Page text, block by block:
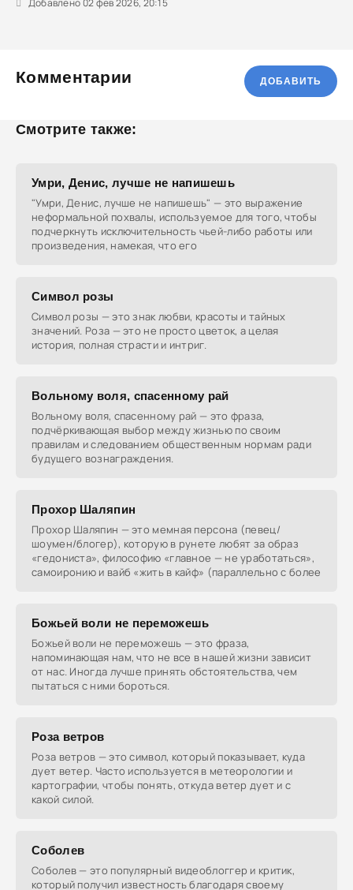
Добавлено 02 фев 2026, 20:15
Комментарии ДОБАВИТЬ
Смотрите также:
Умри, Денис, лучше не напишешь
"Умри, Денис, лучше не напишешь" — это выражение
неформальной похвалы, используемое для того, чтобы
подчеркнуть исключительность чьей-либо работы или
произведения, намекая, что его
Символ розы
Символ розы — это знак любви, красоты и тайных
значений. Роза — это не просто цветок, а целая
история, полная страсти и интриг.
Вольному воля, спасенному рай
Вольному воля, спасенному рай — это фраза,
подчёркивающая выбор между жизнью по своим
правилам и следованием общественным нормам ради
будущего вознаграждения.
Прохор Шаляпин
Прохор Шаляпин — это мемная персона (певец/
шоумен/блогер), которую в рунете любят за образ
«гедониста», философию «главное — не уработаться»,
самоиронию и вайб «жить в кайф» (параллельно с более
Божьей воли не переможешь
Божьей воли не переможешь — это фраза,
напоминающая нам, что не все в нашей жизни зависит
от нас. Иногда лучше принять обстоятельства, чем
пытаться с ними бороться.
Роза ветров
Роза ветров — это символ, который показывает, куда
дует ветер. Часто используется в метеорологии и
картографии, чтобы понять, откуда ветер дует и с
какой силой.
Соболев
Соболев — это популярный видеоблоггер и критик,
который получил известность благодаря своему